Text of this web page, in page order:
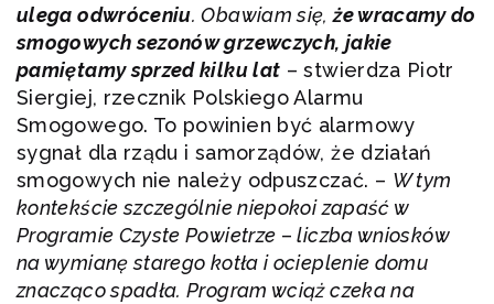
ulega odwróceniu. Obawiam się,że wracamy do
smogowych sezonów grzewczych, jakie
pamiętamy sprzed kilku lat – stwierdza Piotr
Siergiej, rzecznik Polskiego Alarmu
Smogowego. To powinien być alarmowy
sygnał dla rządu i samorządów, że działań
smogowych nie należy odpuszczać. – W tym
kontekście szczególnie niepokoi zapaść w
Programie Czyste Powietrze – liczba wniosków
na wymianę starego kotła i ocieplenie domu
znacząco spadła. Program wciąż czeka na